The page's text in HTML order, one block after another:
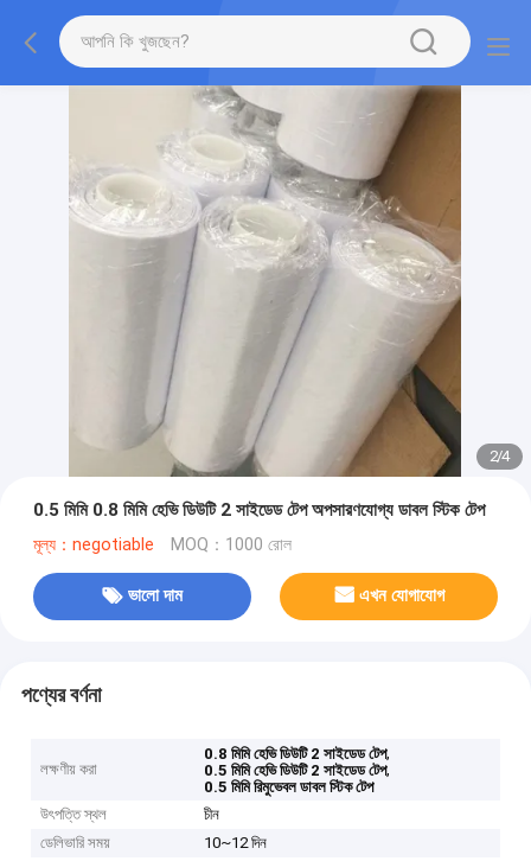
2/4
0.5 মিমি 0.8 মিমি হেভি ডিউটি ​​2 সাইডেড টেপ অপসারণযোগ্য ডাবল স্টিক টেপ
মূল্য：negotiable MOQ：1000 রোল
ভালো দাম এখন যোগাযোগ
পণ্যের বর্ণনা
লক্ষণীয় করা
0.8 মিমি হেভি ডিউটি ​​2 সাইডেড টেপ,
0.5 মিমি হেভি ডিউটি ​​2 সাইডেড টেপ,
0.5 মিমি রিমুভেবল ডাবল স্টিক টেপ
উৎপত্তি স্থল
চীন
ডেলিভারি সময়
10~12 দিন